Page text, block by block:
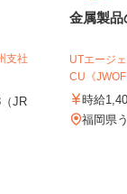
支社
JR
金属製品
UTエージ
CU《
時給
福岡県